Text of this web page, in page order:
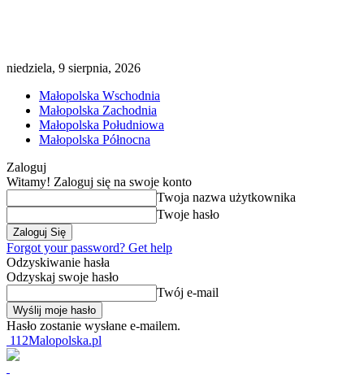
niedziela, 9 sierpnia, 2026
Małopolska Wschodnia
Małopolska Zachodnia
Małopolska Południowa
Małopolska Północna
Zaloguj
Witamy! Zaloguj się na swoje konto
Twoja nazwa użytkownika
Twoje hasło
Forgot your password? Get help
Odzyskiwanie hasła
Odzyskaj swoje hasło
Twój e-mail
Hasło zostanie wysłane e-mailem.
112Malopolska.pl